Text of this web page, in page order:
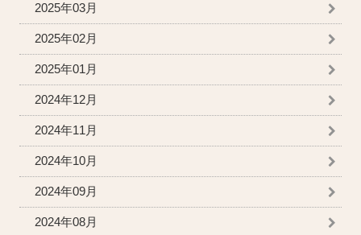
2025年03月
2025年02月
2025年01月
2024年12月
2024年11月
2024年10月
2024年09月
2024年08月